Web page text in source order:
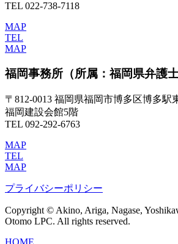
TEL 022-738-7118
MAP
TEL
MAP
福岡事務所 （所属：福岡県弁護士
〒812-0013 福岡県福岡市博多区博多駅
福岡建設会館5階
TEL 092-292-6763
MAP
TEL
MAP
プライバシーポリシー
Copyright © Akino, Ariga, Nagase,
Otomo LPC. All rights reserved.
HOME